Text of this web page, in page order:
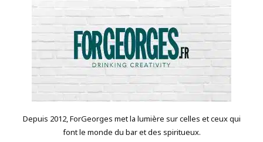
Depuis 2012, ForGeorges met la lumière sur celles et ceux qui
font le monde du bar et des spiritueux.